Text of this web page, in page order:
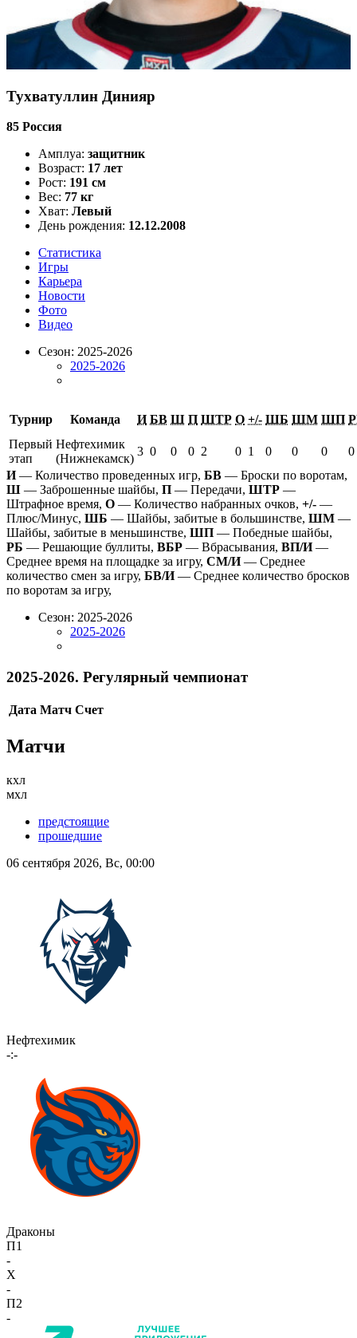
Тухватуллин Динияр
85 Россия
Амплуа: защитник
Возраст: 17 лет
Рост: 191 см
Вес: 77 кг
Хват: Левый
День рождения: 12.12.2008
Статистика
Игры
Карьера
Новости
Фото
Видео
Сезон: 2025-2026
2025-2026
Турнир Команда И БВ Ш П ШТР О +/- ШБ ШМ ШП
Первый
этап
Нефтехимик
(Нижнекамск)
3 0 0 0 2 0 1 0 0 0
0
И— Количество проведенных игр, БВ — Броски по воротам,
Ш — Заброшенные шайбы, П — Передачи, ШТР —
Штрафное время, О — Количество набранных очков, +/- —
Плюс/Минус, ШБ — Шайбы, забитые в большинстве, ШМ —
Шайбы, забитые в меньшинстве, ШП — Победные шайбы,
РБ — Решающие буллиты, ВБР — Вбрасывания, ВП/И—
Среднее время на площадке за игру, СМ/И— Среднее
количество смен за игру, БВ/И— Среднее количество бросков
по воротам за игру,
Сезон: 2025-2026
2025-2026
2025-2026. Регулярный чемпионат
Дата Матч Счет
Матчи
кхл
мхл
предстоящие
прошедшие
06 сентября 2026, Вс, 00:00
Нефтехимик
-:-
Драконы
П1
-
X
-
П2
-